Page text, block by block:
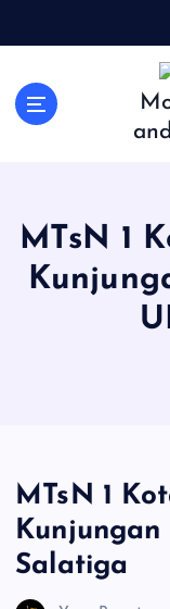
MTsN 1
MTsN 1
Salatiga